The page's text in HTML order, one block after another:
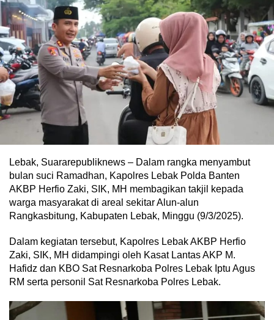
Lebak, Suararepubliknews – Dalam rangka menyambut
bulan suci Ramadhan, Kapolres Lebak Polda Banten
AKBP Herfio Zaki, SIK, MH membagikan takjil kepada
warga masyarakat di areal sekitar Alun-alun
Rangkasbitung, Kabupaten Lebak, Minggu (9/3/2025).
Dalam kegiatan tersebut, Kapolres Lebak AKBP Herfio
Zaki, SIK, MH didampingi oleh Kasat Lantas AKP M.
Hafidz dan KBO Sat Resnarkoba Polres Lebak Iptu Agus
RM serta personil Sat Resnarkoba Polres Lebak.